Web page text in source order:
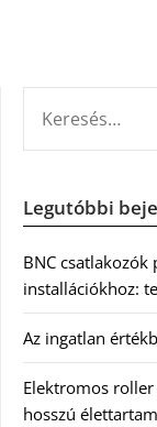
Legutóbbi
BNC
installációkhoz:
Az ingatlan
Elektromos
hosszú